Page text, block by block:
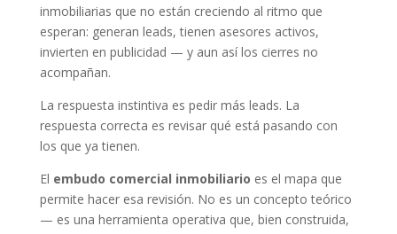
inmobiliarias que no están creciendo al ritmo que
esperan: generan leads, tienen asesores activos,
invierten en publicidad — y aun así los cierres no
acompañan.
La respuesta instintiva es pedir más leads. La
respuesta correcta es revisar qué está pasando con
los que ya tienen.
El embudo comercial inmobiliario es el mapa que
permite hacer esa revisión. No es un concepto teórico
— es una herramienta operativa que, bien construida,